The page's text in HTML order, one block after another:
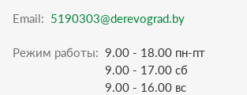
Email: 5190303@derevograd.by
Режим работы: 9.00 - 18.00 пн-пт
9.00 - 17.00 сб
9.00 - 16.00 вс